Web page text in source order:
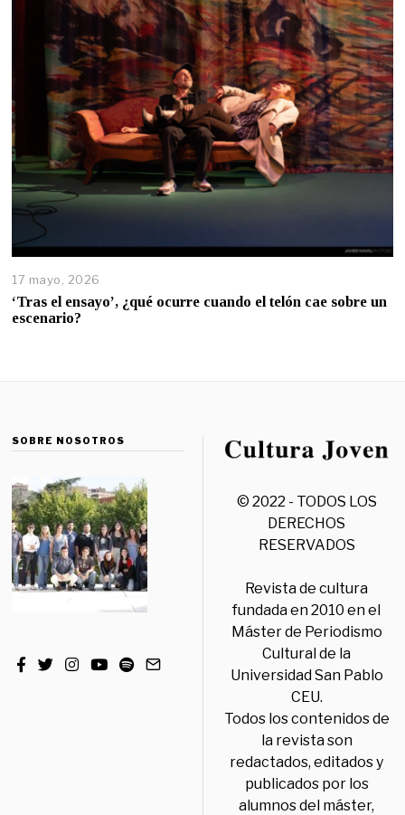
17 mayo, 2026
‘Tras el ensayo’, ¿qué ocurre cuando el telón cae sobre un
escenario?
SOBRE NOSOTROS
© 2022 - TODOS LOS
DERECHOS
RESERVADOS
Revista de cultura
fundada en 2010 en el
Máster de Periodismo
Cultural de la
Universidad San Pablo
CEU.
Todos los contenidos de
la revista son
redactados, editados y
publicados por los
alumnos del máster,